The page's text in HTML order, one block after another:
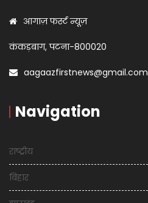
आगाज़ फर्स्ट न्यूज़
कंकड़बाग, पटना-800020
aagaazfirstnews@gmail.com
Navigation
राष्ट्रीय
बिहार